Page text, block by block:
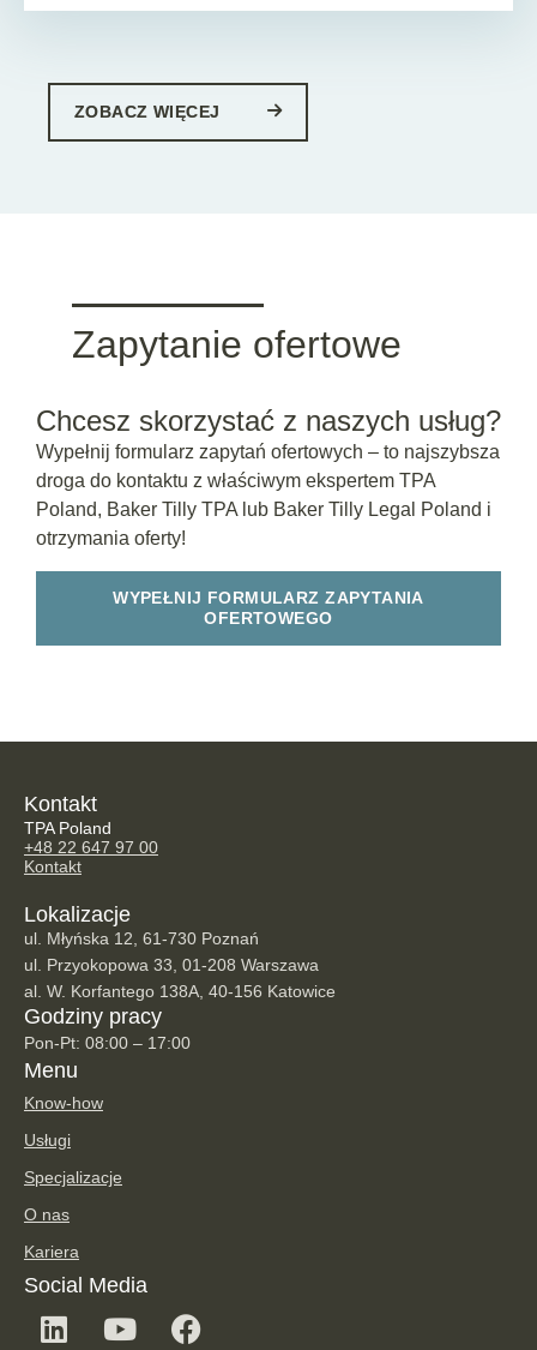
ZOBACZ WIĘCEJ
Zapytanie ofertowe
Chcesz skorzystać z naszych usług?
Wypełnij formularz zapytań ofertowych – to najszybsza
droga do kontaktu z właściwym ekspertem TPA
Poland, Baker Tilly TPA lub Baker Tilly Legal Poland i
otrzymania oferty!
WYPEŁNIJ FORMULARZ ZAPYTANIA
OFERTOWEGO
Kontakt
TPA Poland
+48 22 647 97 00
Kontakt
Lokalizacje
ul. Młyńska 12, 61-730 Poznań
ul. Przyokopowa 33, 01-208 Warszawa
al. W. Korfantego 138A, 40-156 Katowice
Godziny pracy
Pon-Pt: 08:00 – 17:00
Menu
Know-how
Usługi
Specjalizacje
O nas
Kariera
Social Media